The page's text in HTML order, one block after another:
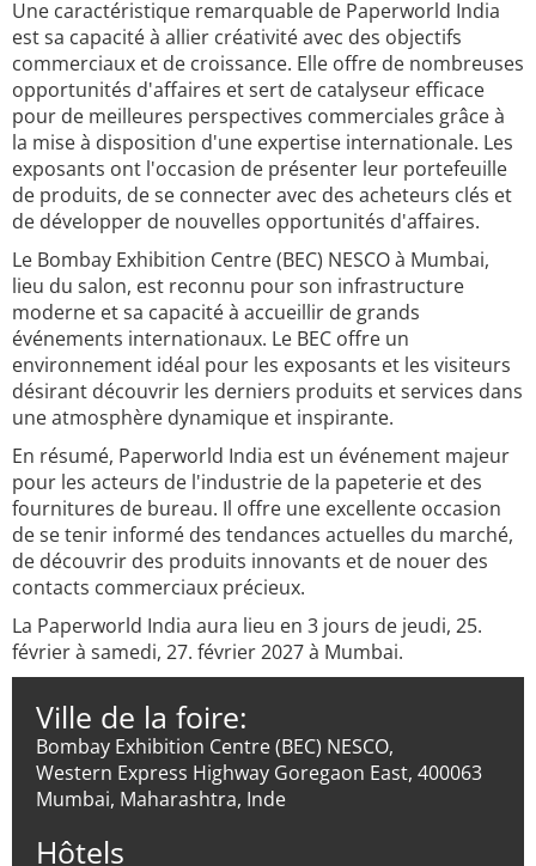
Une caractéristique remarquable de Paperworld India
est sa capacité à allier créativité avec des objectifs
commerciaux et de croissance. Elle offre de nombreuses
opportunités d'affaires et sert de catalyseur efficace
pour de meilleures perspectives commerciales grâce à
la mise à disposition d'une expertise internationale. Les
exposants ont l'occasion de présenter leur portefeuille
de produits, de se connecter avec des acheteurs clés et
de développer de nouvelles opportunités d'affaires.
Le Bombay Exhibition Centre (BEC) NESCO à Mumbai,
lieu du salon, est reconnu pour son infrastructure
moderne et sa capacité à accueillir de grands
événements internationaux. Le BEC offre un
environnement idéal pour les exposants et les visiteurs
désirant découvrir les derniers produits et services dans
une atmosphère dynamique et inspirante.
En résumé, Paperworld India est un événement majeur
pour les acteurs de l'industrie de la papeterie et des
fournitures de bureau. Il offre une excellente occasion
de se tenir informé des tendances actuelles du marché,
de découvrir des produits innovants et de nouer des
contacts commerciaux précieux.
La Paperworld India aura lieu en 3 jours de jeudi, 25.
février à samedi, 27. février 2027 à Mumbai.
Ville de la foire:
Bombay Exhibition Centre (BEC) NESCO,
Western Express Highway Goregaon East, 400063
Mumbai, Maharashtra, Inde
Hôtels